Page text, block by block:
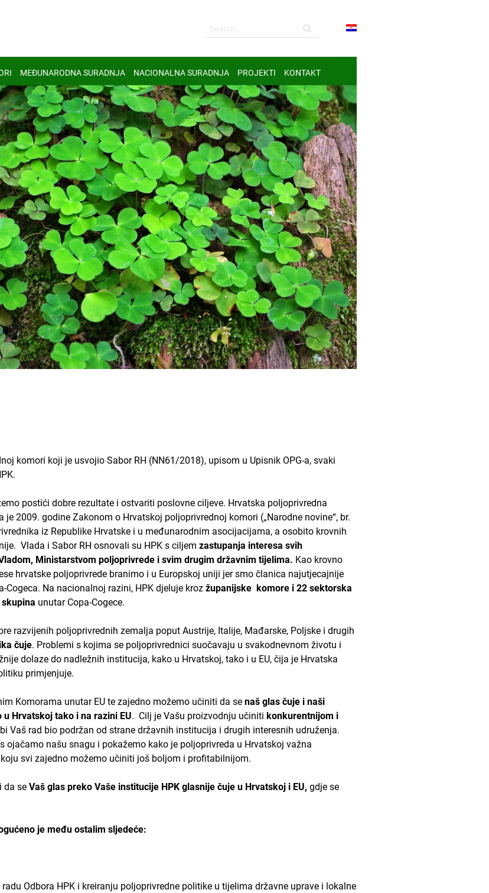
MEĐUNARODNA SURADNJA NACIONALNA SURADNJA PROJEKTI KONTAKT
komori koji je usvojio Sabor RH (NN61/2018), upisom u Upisnik OPG-a, svaki
postići dobre rezultate i ostvariti poslovne ciljeve. Hrvatska poljoprivredna
je 2009. godine Zakonom o Hrvatskoj poljoprivrednoj komori („Narodne novine“, br.
iz Republike Hrvatske i u međunarodnim asocijacijama, a osobito krovnih
Vlada i Sabor RH osnovali su HPK s ciljem zastupanja interesa svih
Ministarstvom poljoprivrede i svim drugim državnim tijelima. Kao krovno
hrvatske poljoprivrede branimo i u Europskoj uniji jer smo članica najutjecajnije
Cogeca. Na nacionalnoj razini, HPK djeluje kroz županijske komore i 22 sektorska
unutar Copa-Cogece.
razvijenih poljoprivrednih zemalja poput Austrije, Italije, Mađarske, Poljske i drugih
čuje. Problemi s kojima se poljoprivrednici suočavaju u svakodnevnom životu i
dolaze do nadležnih institucija, kako u Hrvatskoj, tako i u EU, čija je Hrvatska
primjenjuje.
Komorama unutar EU te zajedno možemo učiniti da se naš glas čuje i naši
Hrvatskoj tako i na razini EU. Cilj je Vašu proizvodnju učiniti konkurentnijom i
Vaš rad bio podržan od strane državnih institucija i drugih interesnih udruženja.
ojačamo našu snagu i pokažemo kako je poljoprivreda u Hrvatskoj važna
svi zajedno možemo učiniti još boljom i profitabilnijom.
da se Vaš glas preko Vaše institucije HPK glasnije čuje u Hrvatskoj i EU, gdje se
je među ostalim sljedeće:
HPK i kreiranju poljoprivredne politike u tijelima državne uprave i lokalne